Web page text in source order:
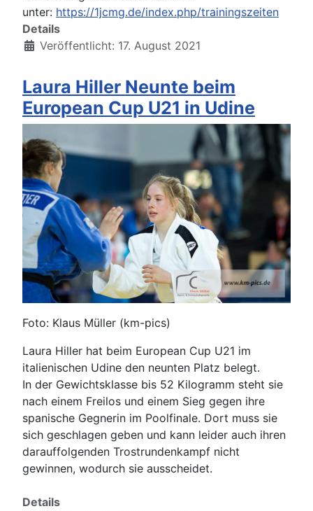
unter: https://1jcmg.de/index.php/trainingszeiten
Details
Veröffentlicht: 17. August 2021
Laura Hiller Neunte beim
European Cup U21 in Udine
Foto: Klaus Müller (km-pics)
Laura Hiller hat beim European Cup U21 im
italienischen Udine den neunten Platz belegt.
In der Gewichtsklasse bis 52 Kilogramm steht sie
nach einem Freilos und einem Sieg gegen ihre
spanische Gegnerin im Poolfinale. Dort muss sie
sich geschlagen geben und kann leider auch ihren
darauffolgenden Trostrundenkampf nicht
gewinnen, wodurch sie ausscheidet.
Details